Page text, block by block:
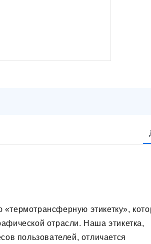
этикетку»,
отрасли. Наша этикетка,
пользователей, отличается